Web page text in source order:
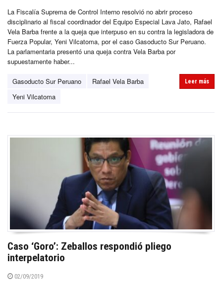
La Fiscalía Suprema de Control Interno resolvió no abrir proceso
disciplinario al fiscal coordinador del Equipo Especial Lava Jato, Rafael
Vela Barba frente a la queja que interpuso en su contra la legisladora de
Fuerza Popular, Yeni Vilcatoma, por el caso Gasoducto Sur Peruano.
La parlamentaria presentó una queja contra Vela Barba por
supuestamente haber...
Gasoducto Sur Peruano
Rafael Vela Barba
Yeni Vilcatoma
Leer más
Caso ‘Goro’: Zeballos respondió pliego
interpelatorio
02/09/2019